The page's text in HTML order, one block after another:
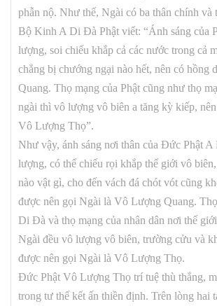
phẫn nộ. Như thế, Ngài có ba thân chính và
Bộ Kinh A Di Đà Phật viết: “Ánh sáng của
lượng, soi chiếu khắp cả các nước trong cả
chẳng bị chướng ngại nào hết, nên có hồng
Quang. Thọ mạng của Phật cũng như thọ
ngài thì vô lượng vô biên a tăng kỳ kiếp,
Vô Lượng Thọ”.
Như vậy, ánh sáng nơi thân của Đức Phật
lượng, có thể chiếu rọi khắp thế giới vô
nào vật gì, cho đến vách đá chót vót cũng
được nên gọi Ngài là Vô Lượng Quang.
Di Đà và thọ mạng của nhân dân nơi thế
Ngài đều vô lượng vô biên, trường cửu và
được nên gọi Ngài là Vô Lượng Thọ.
Đức Phật Vô Lượng Thọ trí tuệ thù thắng,
trong tư thế kết ấn thiền định. Trên lòng hai